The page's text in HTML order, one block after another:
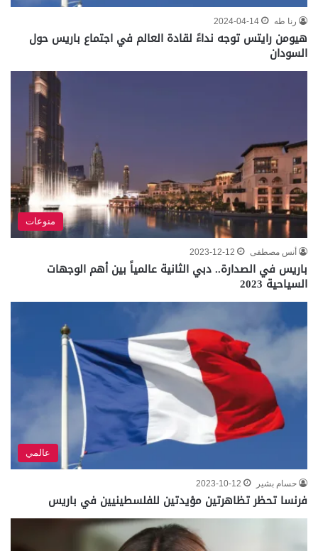
رنا طه 2024-04-14
هيومن رايتس توجه نداءً لقادة العالم في اجتماع باريس حول
السودان
منوعات
أنس مصطفى 2023-12-12
باريس في الصدارة.. دبي الثانية عالمياً بين أهم الوجهات
السياحية 2023
عالمي
حسام بشير 2023-10-12
فرنسا تحظر تظاهرتين مؤيدتين للفلسطينيين في باريس